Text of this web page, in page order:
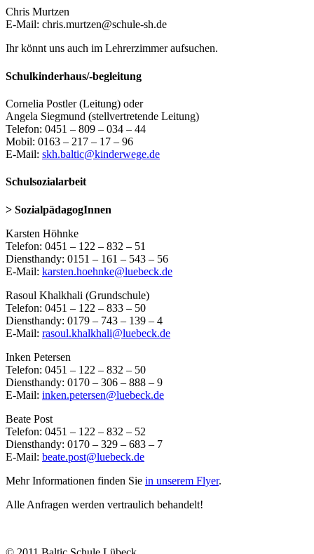
Chris Murtzen
E-Mail: chris.murtzen@schule-sh.de
Ihr könnt uns auch im Lehrerzimmer aufsuchen.
Schulkinderhaus/-begleitung
Cornelia Postler (Leitung) oder
Angela Siegmund (stellvertretende Leitung)
Telefon: 0451 – 809 – 034 – 44
Mobil: 0163 – 217 – 17 – 96
E-Mail: skh.baltic@kinderwege.de
Schulsozialarbeit
> SozialpädagogInnen
Karsten Höhnke
Telefon: 0451 – 122 – 832 – 51
Diensthandy: 0151 – 161 – 543 – 56
E-Mail: karsten.hoehnke@luebeck.de
Rasoul Khalkhali (Grundschule)
Telefon: 0451 – 122 – 833 – 50
Diensthandy: 0179 – 743 – 139 – 4
E-Mail: rasoul.khalkhali@luebeck.de
Inken Petersen
Telefon: 0451 – 122 – 832 – 50
Diensthandy: 0170 – 306 – 888 – 9
E-Mail: inken.petersen@luebeck.de
Beate Post
Telefon: 0451 – 122 – 832 – 52
Diensthandy: 0170 – 329 – 683 – 7
E-Mail: beate.post@luebeck.de
Mehr Informationen finden Sie in unserem Flyer.
Alle Anfragen werden vertraulich behandelt!